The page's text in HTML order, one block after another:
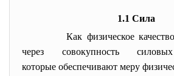
1.1 Сила
Как физическое
через совокупность
которые обеспечивают меру